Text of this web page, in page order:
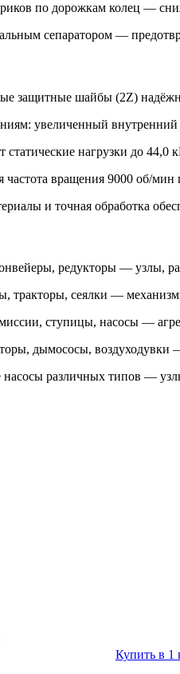
по дорожкам колец —
сепаратором —
защитные шайбы (2Z)
увеличенный
статические нагрузки до
частота вращения 9000 об/
и точная обработка
редукторы — узлы,
тракторы, сеялки —
ступицы, насосы —
дымососы,
различных типов —
Купить в 1